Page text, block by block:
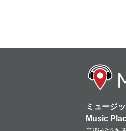
ミュージ
Music